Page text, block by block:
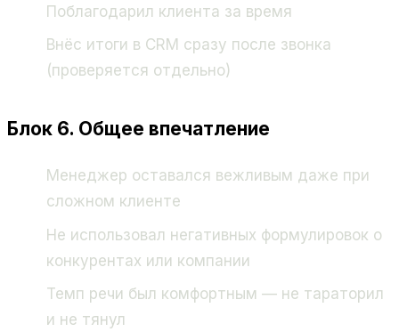
Поблагодарил клиента за время
Внёс итоги в CRM сразу после звонка
(проверяется отдельно)
Блок 6. Общее впечатление
Менеджер оставался вежливым даже при
сложном клиенте
Не использовал негативных формулировок о
конкурентах или компании
Темп речи был комфортным — не тараторил
и не тянул